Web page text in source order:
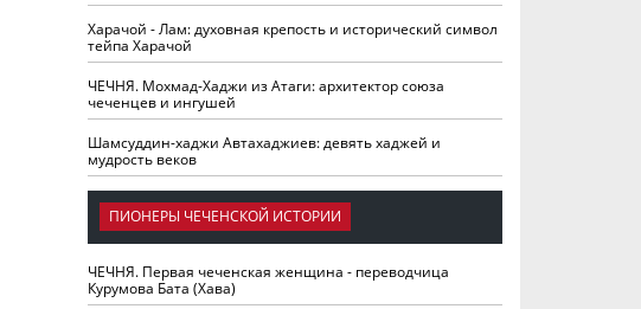
Харачой - Лам: духовная крепость и исторический символ
тейпа Харачой
ЧЕЧНЯ. Мохмад-Хаджи из Атаги: архитектор союза
чеченцев и ингушей
Шамсуддин-хаджи Автахаджиев: девять хаджей и
мудрость веков
ПИОНЕРЫ ЧЕЧЕНСКОЙ ИСТОРИИ
ЧЕЧНЯ. Первая чеченская женщина - переводчица
Курумова Бата (Хава)